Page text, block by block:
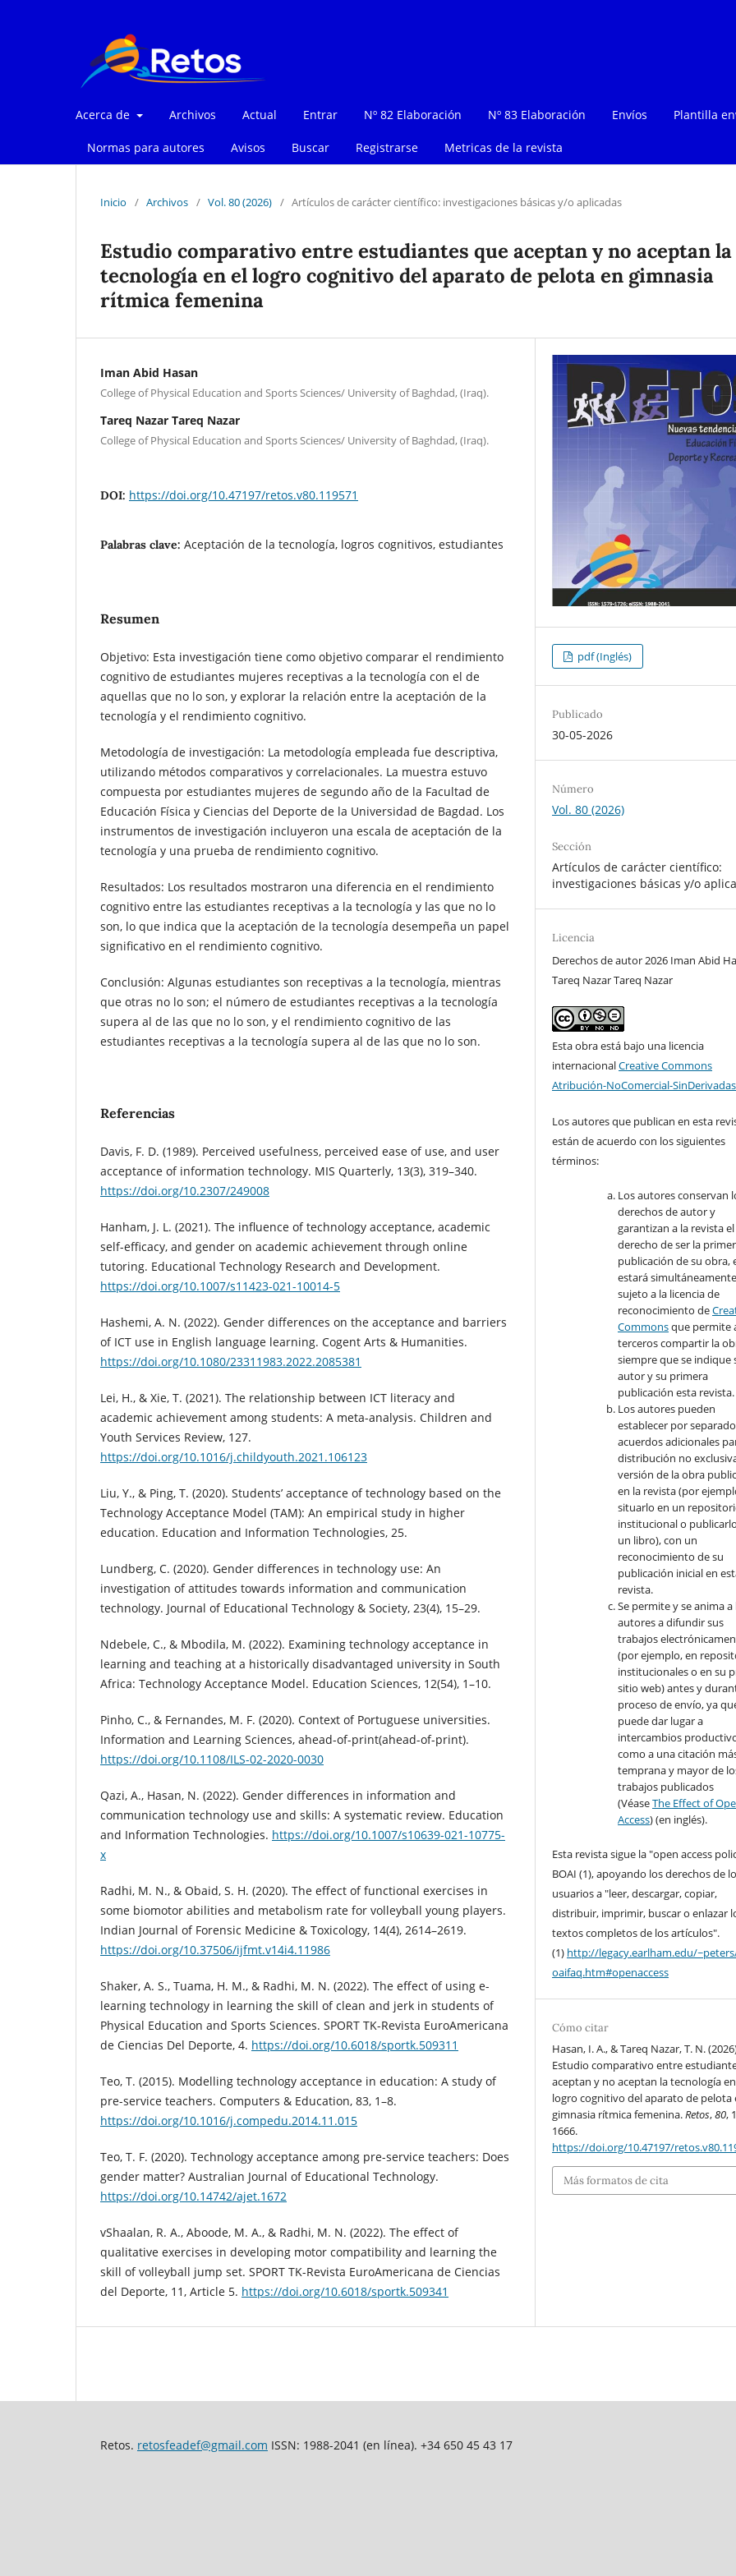
Acerca de Archivos Actual Entrar Nº 82 Elaboración Nº 83 Elaboración Envíos Plantilla
Normas para autores Avisos Buscar Registrarse Metricas de la revista
Inicio / Archivos / Vol. 80 (2026) / Artículos de carácter científico: investigaciones básicas y/o aplicadas
Estudio comparativo entre estudiantes que aceptan y no aceptan la
tecnología en el logro cognitivo del aparato de pelota en gimnasia
rítmica femenina
Iman Abid Hasan
College of Physical Education and Sports Sciences/ University of Baghdad, (Iraq).
Tareq Nazar Tareq Nazar
College of Physical Education and Sports Sciences/ University of Baghdad, (Iraq).
DOI: https://doi.org/10.47197/retos.v80.119571
Palabras clave: Aceptación de la tecnología, logros cognitivos, estudiantes
Resumen
Objetivo: Esta investigación tiene como objetivo comparar el rendimiento
cognitivo de estudiantes mujeres receptivas a la tecnología con el de
aquellas que no lo son, y explorar la relación entre la aceptación de la
tecnología y el rendimiento cognitivo.
Metodología de investigación: La metodología empleada fue descriptiva,
utilizando métodos comparativos y correlacionales. La muestra estuvo
compuesta por estudiantes mujeres de segundo año de la Facultad de
Educación Física y Ciencias del Deporte de la Universidad de Bagdad. Los
instrumentos de investigación incluyeron una escala de aceptación de la
tecnología y una prueba de rendimiento cognitivo.
Resultados: Los resultados mostraron una diferencia en el rendimiento
cognitivo entre las estudiantes receptivas a la tecnología y las que no lo
son, lo que indica que la aceptación de la tecnología desempeña un papel
significativo en el rendimiento cognitivo.
Conclusión: Algunas estudiantes son receptivas a la tecnología, mientras
que otras no lo son; el número de estudiantes receptivas a la tecnología
supera al de las que no lo son, y el rendimiento cognitivo de las
estudiantes receptivas a la tecnología supera al de las que no lo son.
Referencias
Davis, F. D. (1989). Perceived usefulness, perceived ease of use, and user
acceptance of information technology. MIS Quarterly, 13(3), 319–340.
https://doi.org/10.2307/249008
Hanham, J. L. (2021). The influence of technology acceptance, academic
self-efficacy, and gender on academic achievement through online
tutoring. Educational Technology Research and Development.
https://doi.org/10.1007/s11423-021-10014-5
Hashemi, A. N. (2022). Gender differences on the acceptance and barriers
of ICT use in English language learning. Cogent Arts & Humanities.
https://doi.org/10.1080/23311983.2022.2085381
Lei, H., & Xie, T. (2021). The relationship between ICT literacy and
academic achievement among students: A meta-analysis. Children and
Youth Services Review, 127.
https://doi.org/10.1016/j.childyouth.2021.106123
Liu, Y., & Ping, T. (2020). Students’ acceptance of technology based on the
Technology Acceptance Model (TAM): An empirical study in higher
education. Education and Information Technologies, 25.
Lundberg, C. (2020). Gender differences in technology use: An
investigation of attitudes towards information and communication
technology. Journal of Educational Technology & Society, 23(4), 15–29.
Ndebele, C., & Mbodila, M. (2022). Examining technology acceptance in
learning and teaching at a historically disadvantaged university in South
Africa: Technology Acceptance Model. Education Sciences, 12(54), 1–10.
Pinho, C., & Fernandes, M. F. (2020). Context of Portuguese universities.
Information and Learning Sciences, ahead-of-print(ahead-of-print).
https://doi.org/10.1108/ILS-02-2020-0030
Qazi, A., Hasan, N. (2022). Gender differences in information and
communication technology use and skills: A systematic review. Education
and Information Technologies. https://doi.org/10.1007/s10639-021-10775-
x
Radhi, M. N., & Obaid, S. H. (2020). The effect of functional exercises in
some biomotor abilities and metabolism rate for volleyball young players.
Indian Journal of Forensic Medicine & Toxicology, 14(4), 2614–2619.
https://doi.org/10.37506/ijfmt.v14i4.11986
Shaker, A. S., Tuama, H. M., & Radhi, M. N. (2022). The effect of using e-
learning technology in learning the skill of clean and jerk in students of
Physical Education and Sports Sciences. SPORT TK-Revista EuroAmericana
de Ciencias Del Deporte, 4. https://doi.org/10.6018/sportk.509311
Teo, T. (2015). Modelling technology acceptance in education: A study of
pre-service teachers. Computers & Education, 83, 1–8.
https://doi.org/10.1016/j.compedu.2014.11.015
Teo, T. F. (2020). Technology acceptance among pre-service teachers: Does
gender matter? Australian Journal of Educational Technology.
https://doi.org/10.14742/ajet.1672
vShaalan, R. A., Aboode, M. A., & Radhi, M. N. (2022). The effect of
qualitative exercises in developing motor compatibility and learning the
skill of volleyball jump set. SPORT TK-Revista EuroAmericana de Ciencias
del Deporte, 11, Article 5. https://doi.org/10.6018/sportk.509341
pdf (Inglés)
Publicado
30-05-2026
Número
Vol. 80 (2026)
Sección
Artículos de carácter científico:
investigaciones básicas y/o
Licencia
Derechos de autor 2026 Iman Abid
Tareq Nazar Tareq Nazar
Esta obra está bajo una licencia
internacionalCreative Commons
Atribución-NoComercial-
Los autores que publican en esta
están de acuerdo con los siguientes
términos:
Los autores conservan
derechos de autor y
garantizan a la revista el
derecho de ser la
publicación de su obra,
estará simultáneamente
sujeto a la licencia de
reconocimiento de
Commonsque permite
terceros compartir la
siempre que se indique
autor y su primera
publicación esta revista.
Los autores pueden
establecer por separado
acuerdos adicionales
distribución no
versión de la obra
en la revista (por
situarlo en un
institucional o
un libro), con un
reconocimiento de su
publicación inicial en
revista.
Se permite y se anima a
autores a difundir sus
trabajos
(por ejemplo, en
institucionales o en su
sitio web) antes y
proceso de envío, ya
puede dar lugar a
intercambios
como a una citación
temprana y mayor de
trabajos publicados
(VéaseThe Effect of
Access) (en inglés).
Esta revista sigue la "open access
BOAI (1), apoyando los derechos de
usuarios a "leer, descargar, copiar,
distribuir, imprimir, buscar o enlazar
textos completos de los artículos".
(1) http://legacy.earlham.edu/
oaifaq.htm#openaccess
Cómo citar
Hasan, I. A., & Tareq Nazar, T. N.
Estudio comparativo entre
aceptan y no aceptan la tecnología
logro cognitivo del aparato de pelota
gimnasia rítmica femenina.Retos,80,
1666.
https://doi.org/10.47197/
Más formatos de cita
Retos. retosfeadef@gmail.com ISSN: 1988-2041 (en línea). +34 650 45 43 17